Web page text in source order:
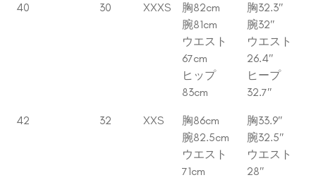
40 30 XXXS
胸82cm
腕81cm
ウエスト
67cm
ヒップ
83cm
胸32.3″
腕32″
ウエスト
26.4″
ヒープ
32.7″
42 32 XXS
胸86cm
腕82.5cm
ウエスト
71cm
胸33.9″
腕32.5″
ウエスト
28″